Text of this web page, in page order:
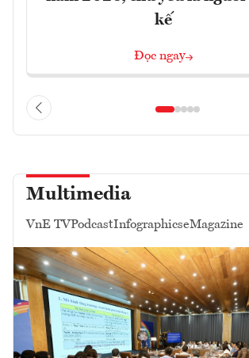
kế
Đọc ngay
Multimedia
VnE TVPodcastInfographicseMagazine